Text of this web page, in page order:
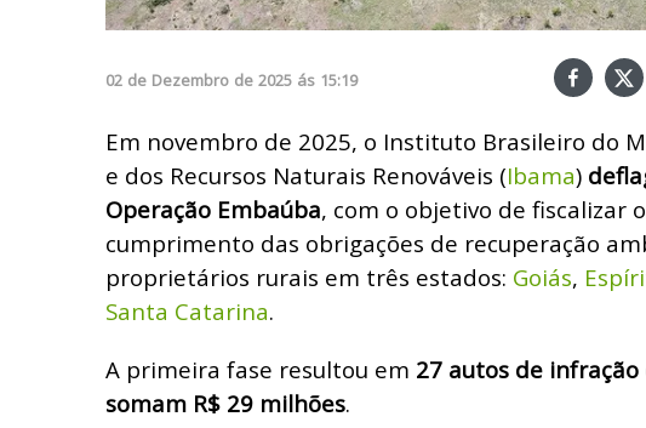
02 de Dezembro de 2025 ás 15:19
Em novembro de 2025, o Instituto Brasileiro do
e dos Recursos Naturais Renováveis (Ibama)
Operação Embaúba, com o objetivo de fiscalizar o
cumprimento das obrigações de recuperação
proprietários rurais em três estados: Goiás,
Santa Catarina.
A primeira fase resultou em 27 autos de
somam R$ 29 milhões.